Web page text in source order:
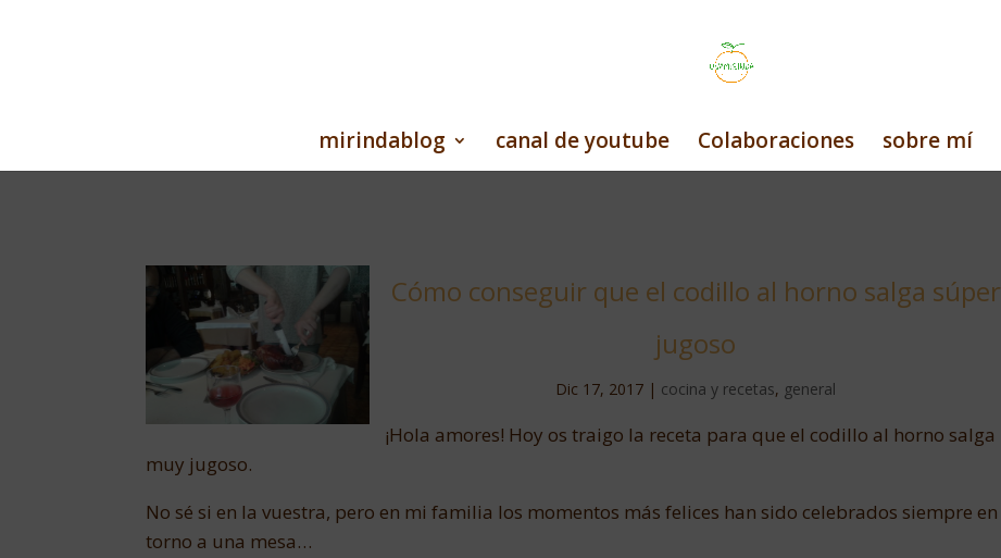
mirindablog canal de youtube Colaboraciones sobre mí
Cómo conseguir que el codillo al horno salga súper
jugoso
Dic 17, 2017 | cocina y recetas, general
¡Hola amores! Hoy os traigo la receta para que el codillo al horno salga
muy jugoso.
No sé si en la vuestra, pero en mi familia los momentos más felices han sido celebrados siempre en
torno a una mesa…